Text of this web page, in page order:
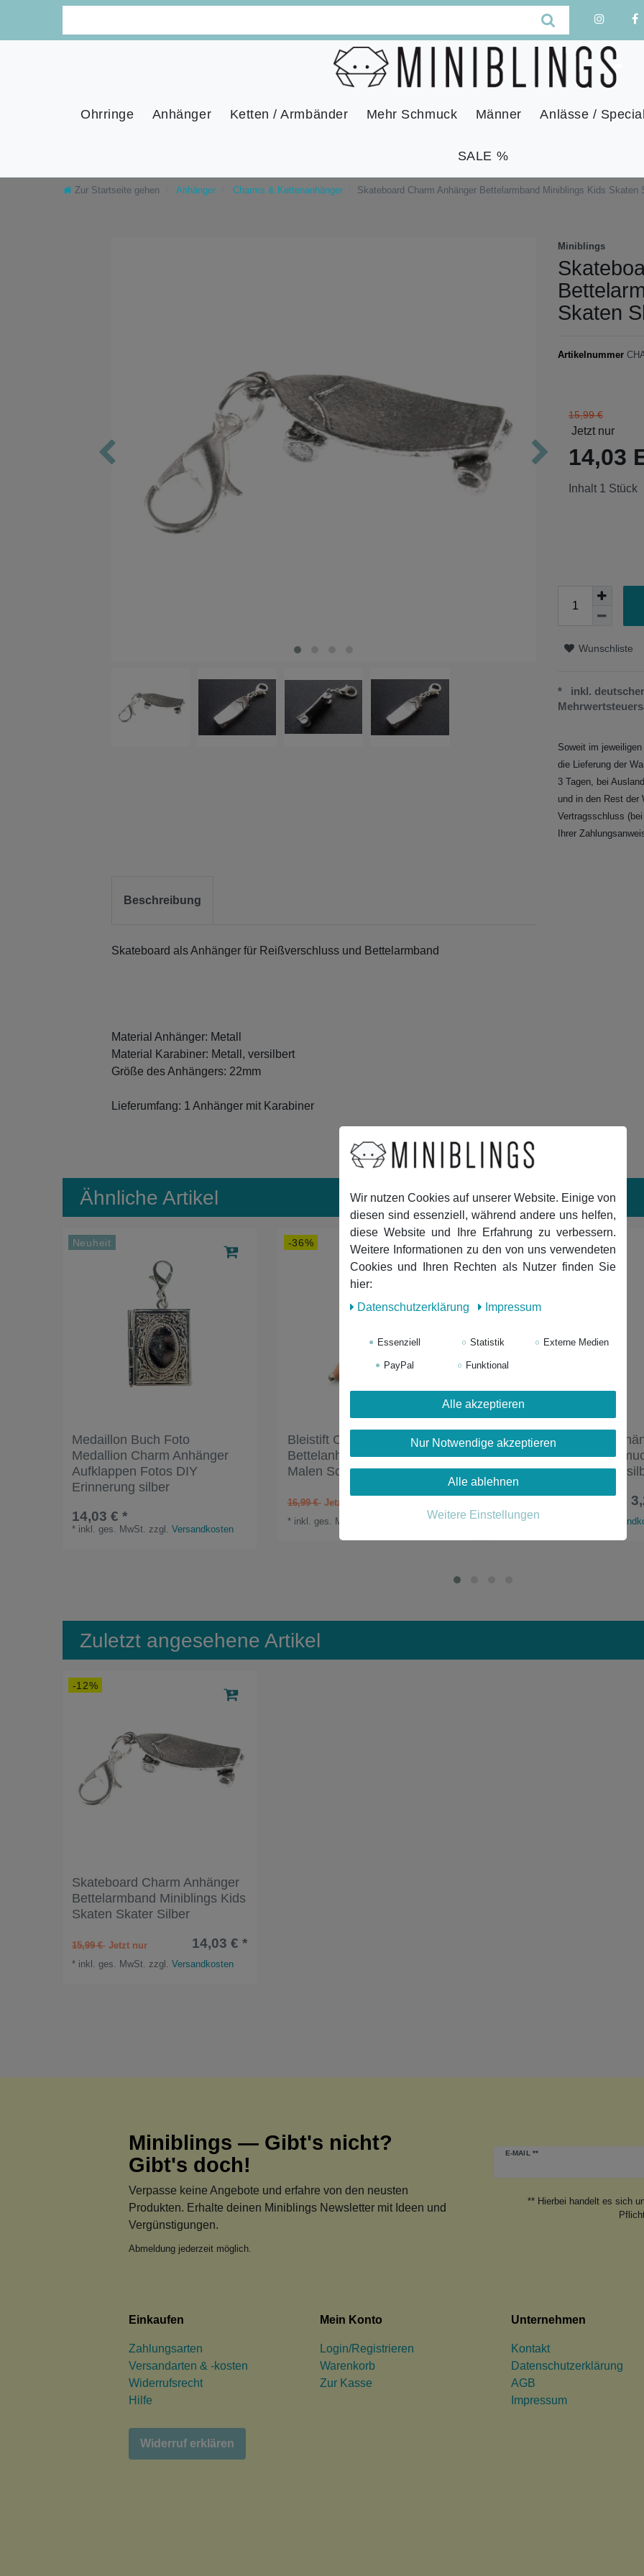
Ohrringe Anhänger Ketten / Armbänder Mehr Schmuck Männer Anlässe /
SALE %
Zur Startseite gehen Anhänger Charms & Kettenanhänger Skateboard Charm Anhänger Bettelarmband Miniblings Kids Skaten
Miniblings
Skaten
Artikelnummer
15,99 €
14,03
Inhalt 1 Stück
Wunschliste
* inkl. deutscher
Soweit im
die Lieferung der
3 Tagen, bei
und in den Rest der
Vertragsschluss
Ihrer
Beschreibung
Skateboard als Anhänger für Reißverschluss und Bettelarmband
Material Anhänger: Metall
Material Karabiner: Metall, versilbert
Größe des Anhängers: 22mm
Lieferumfang: 1 Anhänger mit Karabiner
Ähnliche Artikel
Neuheit
Medaillon Buch Foto
Medallion Charm Anhänger
Aufklappen Fotos DIY
Erinnerung silber
14,03 € *
* inkl. ges. MwSt. zzgl. Versandkosten
-36%
Bleistift Charm Miniblings
Bettelanhänger Anhänger Stift
Malen Schule Künstler
16,99 € 10,79 € *
* inkl. ges. MwSt. Versandkosten
Skateboard
Miniblings
skaten Board Skaten
*inkl. ges. MwSt.
Zuletzt angesehene Artikel
-12%
Skateboard Charm Anhänger
Bettelarmband Miniblings Kids
Skaten Skater Silber
15,99 € 14,03 € *
* inkl. ges. MwSt. zzgl. Versandkosten
Miniblings — Gibt's nicht?
Gibt's doch!
Verpasse keine Angebote und erfahre von den neusten
Produkten. Erhalte deinen Miniblings Newsletter mit Ideen und
Vergünstigungen.
Abmeldung jederzeit möglich.
E-MAIL **
Honig
** Hierbei handelt es sich
Einkaufen
Zahlungsarten
Versandarten & -kosten
Widerrufsrecht
Hilfe
Widerruf erklären
Mein Konto
Login/Registrieren
Warenkorb
Zur Kasse
Unternehmen
Kontakt
Datenschutzerklärung
AGB
Impressum
Wir nutzen Cookies auf unserer Website. Einige von
diesen sind essenziell, während andere uns helfen,
diese Website und Ihre Erfahrung zu verbessern.
Weitere Informationen zu den von uns verwendeten
Cookies und Ihren Rechten als Nutzer finden Sie
hier:
Daten­schutz­erklärung
Impressum
Essenziell Statistik Externe Medien
PayPal Funktional
Alle akzeptieren
Nur Notwendige akzeptieren
Alle ablehnen
Weitere Einstellungen